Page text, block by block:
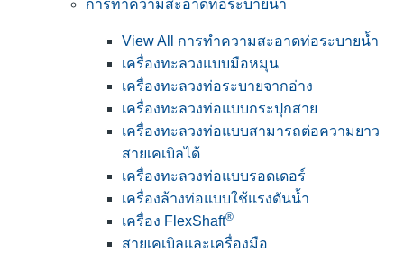
การทำความสะอาดท่อระบายน้ำ
View All การทำความสะอาดท่อระบายน้ำ
เครื่องทะลวงแบบมือหมุน
เครื่องทะลวงท่อระบายจากอ่าง
เครื่องทะลวงท่อแบบกระปุกสาย
เครื่องทะลวงท่อแบบสามารถต่อความยาว
สายเคเบิลได้
เครื่องทะลวงท่อแบบรอดเดอร์
เครื่องล้างท่อแบบใช้แรงดันน้ำ
เครื่อง FlexShaft®
สายเคเบิลและเครื่องมือ